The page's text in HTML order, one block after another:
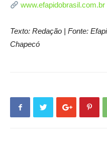
www.efapidobrasil.com.br
Texto: Redação | Fonte:
Chapecó